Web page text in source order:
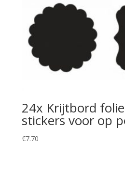
24x Krijtbord
stickers voor op
€7.70